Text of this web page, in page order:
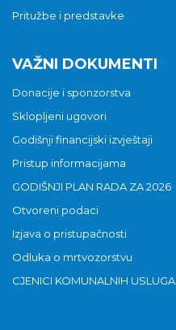
Pritužbe i predstavke
VAŽNI DOKUMENTI
Donacije i sponzorstva
Sklopljeni ugovori
Godišnji financijski izvještaji
Pristup informacijama
GODIŠNJI PLAN RADA ZA 2026
Otvoreni podaci
Izjava o pristupačnosti
Odluka o mrtvozorstvu
CJENICI KOMUNALNIH USLUGA